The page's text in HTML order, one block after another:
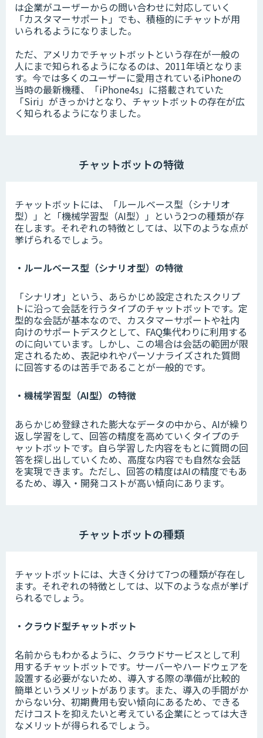
は企業がユーザーからの問い合わせに対応していく
「カスタマーサポート」でも、積極的にチャットが用
いられるようになりました。
ただ、アメリカでチャットボットという存在が一般の
人にまで知られるようになるのは、2011年頃となりま
す。今では多くのユーザーに愛用されているiPhoneの
当時の最新機種、「iPhone4s」に搭載されていた
「Siri」がきっかけとなり、チャットボットの存在が広
く知られるようになりました。
チャットボットの特徴
チャットボットには、「ルールベース型（シナリオ
型）」と「機械学習型（AI型）」という2つの種類が存
在します。それぞれの特徴としては、以下のような点が
挙げられるでしょう。
・ルールベース型（シナリオ型）の特徴
「シナリオ」という、あらかじめ設定されたスクリプ
トに沿って会話を行うタイプのチャットボットです。定
型的な会話が基本なので、カスタマーサポートや社内
向けのサポートデスクとして、FAQ集代わりに利用する
のに向いています。しかし、この場合は会話の範囲が限
定されるため、表記ゆれやパーソナライズされた質問
に回答するのは苦手であることが一般的です。
・機械学習型（AI型）の特徴
あらかじめ登録された膨大なデータの中から、AIが繰り
返し学習をして、回答の精度を高めていくタイプのチ
ャットボットです。自ら学習した内容をもとに質問の回
答を探し出していくため、高度な内容でも自然な会話
を実現できます。ただし、回答の精度はAIの精度でもあ
るため、導入・開発コストが高い傾向にあります。
チャットボットの種類
チャットボットには、大きく分けて7つの種類が存在し
ます。それぞれの特徴としては、以下のような点が挙げ
られるでしょう。
・クラウド型チャットボット
名前からもわかるように、クラウドサービスとして利
用するチャットボットです。サーバーやハードウェアを
設置する必要がないため、導入する際の準備が比較的
簡単というメリットがあります。また、導入の手間がか
からない分、初期費用も安い傾向にあるため、できる
だけコストを抑えたいと考えている企業にとっては大き
なメリットが得られるでしょう。